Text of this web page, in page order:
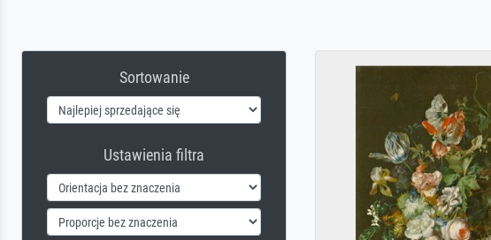
Sortowanie
Ustawienia filtra